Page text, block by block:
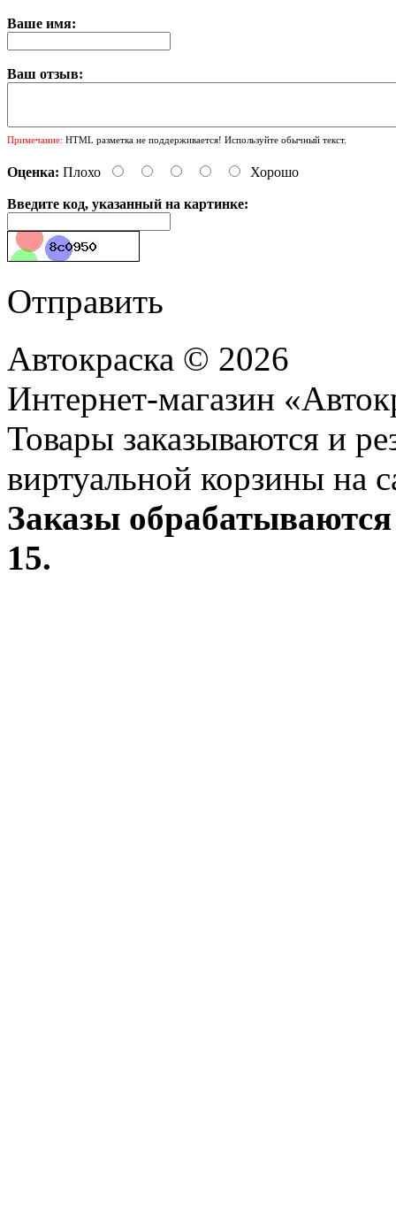
Ваше имя:
Ваш отзыв:
Примечание: HTML разметка не поддерживается! Используйте обычный текст.
Оценка: Плохо Хорошо
Введите код, указанный на картинке:
Отправить
Автокраска © 2026
Интернет-магазин
Товары заказываются и
виртуальной корзины на
Заказы
15.